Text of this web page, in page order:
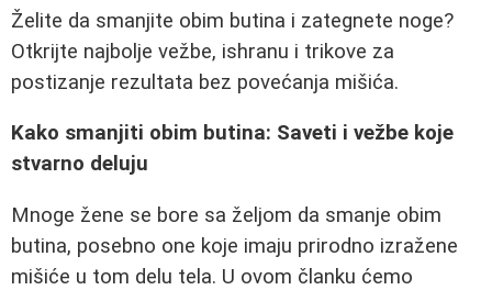
Želite da smanjite obim butina i zategnete noge?
Otkrijte najbolje vežbe, ishranu i trikove za
postizanje rezultata bez povećanja mišića.
Kako smanjiti obim butina: Saveti i vežbe koje
stvarno deluju
Mnoge žene se bore sa željom da smanje obim
butina, posebno one koje imaju prirodno izražene
mišiće u tom delu tela. U ovom članku ćemo